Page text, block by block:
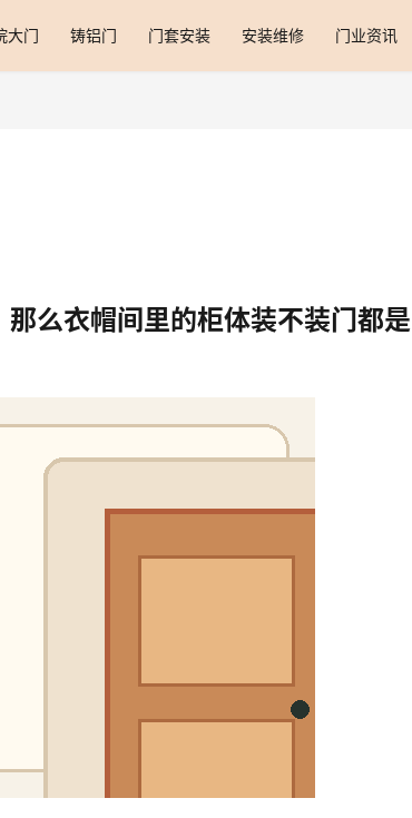
大门 铸铝门 门套安装 安装维修 门业资讯
么衣帽间里的柜体装不装门都是